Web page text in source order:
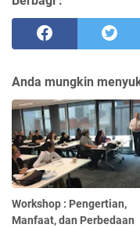
Anda mungkin
Workshop : Pengertian,
Manfaat, dan Perbedaan